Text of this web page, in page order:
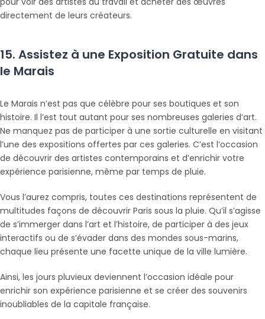
directement de leurs créateurs.
15. Assistez à une Exposition Gratuite dans
le Marais
Le Marais n’est pas que célèbre pour ses boutiques et son
histoire. Il l’est tout autant pour ses nombreuses galeries d’art.
Ne manquez pas de participer à une sortie culturelle en visitant
l’une des expositions offertes par ces galeries. C’est l’occasion
de découvrir des artistes contemporains et d’enrichir votre
expérience parisienne, même par temps de pluie.
Vous l’aurez compris, toutes ces destinations représentent de
multitudes façons de découvrir Paris sous la pluie. Qu’il s’agisse
de s’immerger dans l’art et l’histoire, de participer à des jeux
interactifs ou de s’évader dans des mondes sous-marins,
chaque lieu présente une facette unique de la ville lumière.
Ainsi, les jours pluvieux deviennent l’occasion idéale pour
enrichir son expérience parisienne et se créer des souvenirs
inoubliables de la capitale française.